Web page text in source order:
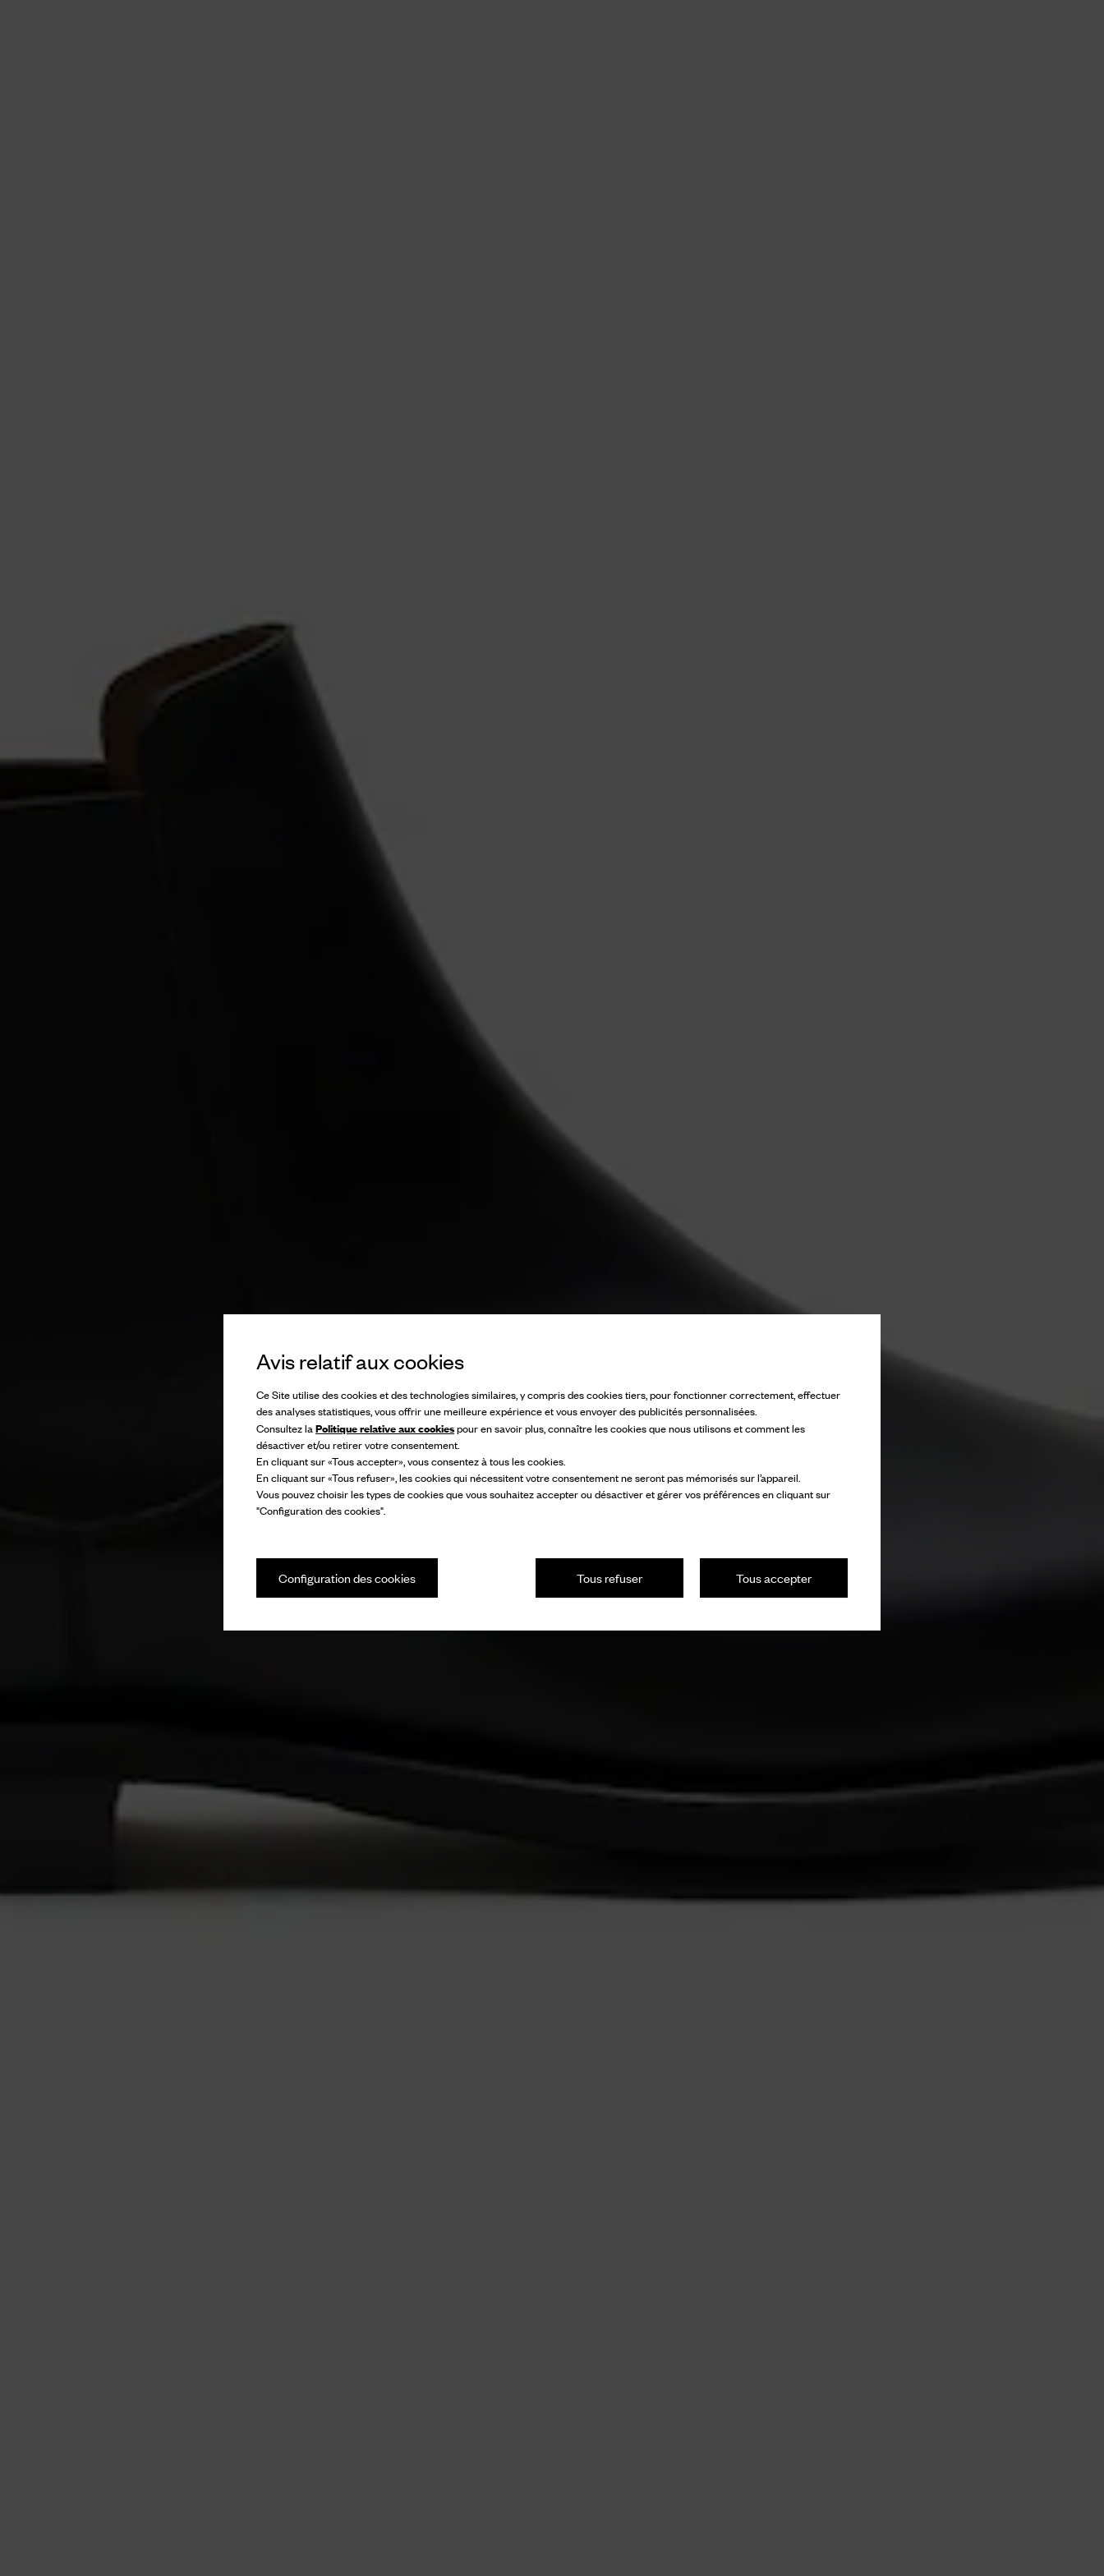
Avis relatif aux cookies
Ce Site utilise des cookies et des technologies similaires, y compris des cookies tiers, pour fonctionner correctement, effectuer
des analyses statistiques, vous offrir une meilleure expérience et vous envoyer des publicités personnalisées.
Consultez la Politique relative aux cookiespour en savoir plus, connaître les cookies que nous utilisons et comment les
désactiver et/ou retirer votre consentement.
En cliquant sur «Tous accepter», vous consentez à tous les cookies.
En cliquant sur «Tous refuser», les cookies qui nécessitent votre consentement ne seront pas mémorisés sur l’appareil.
Vous pouvez choisir les types de cookies que vous souhaitez accepter ou désactiver et gérer vos préférences en cliquant sur
"Configuration des cookies".
Tous accepter
Tous refuser
Configuration des cookies